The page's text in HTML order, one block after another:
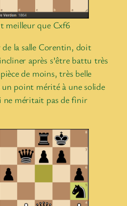
meilleur que Cxf6
la salle Corentin, doit
après s’être battu très
de moins, très belle
un point mérité à une solide
ne méritait pas de finir